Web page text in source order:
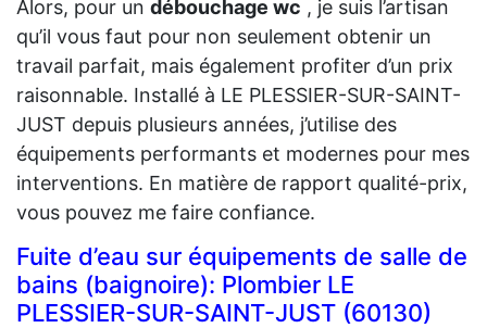
Alors, pour un débouchage wc , je suis l’artisan
qu’il vous faut pour non seulement obtenir un
travail parfait, mais également profiter d’un prix
raisonnable. Installé à LE PLESSIER-SUR-SAINT-
JUST depuis plusieurs années, j’utilise des
équipements performants et modernes pour mes
interventions. En matière de rapport qualité-prix,
vous pouvez me faire confiance.
Fuite d’eau sur équipements de salle de
bains (baignoire): Plombier LE
PLESSIER-SUR-SAINT-JUST (60130)